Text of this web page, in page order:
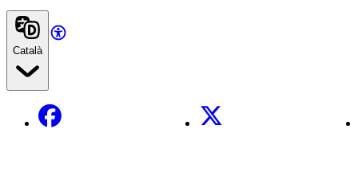
Català
Facebook X